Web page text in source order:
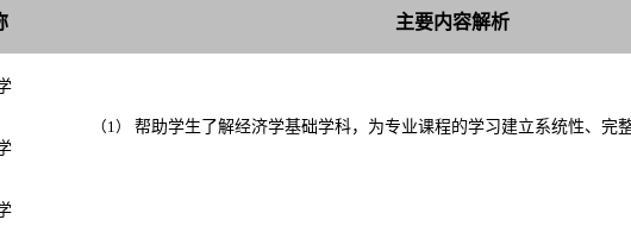
主要内容解析
（1） 帮助学生了解经济学基础学科，为专业课程的学习建立系统性、完